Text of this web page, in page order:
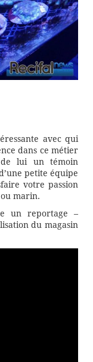
avec qui
dans ce métier
de lui un témoin
petite équipe
votre passion
marin.
un reportage –
du magasin